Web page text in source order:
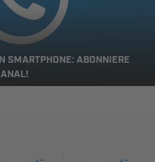
SMARTPHONE: ABONNIERE